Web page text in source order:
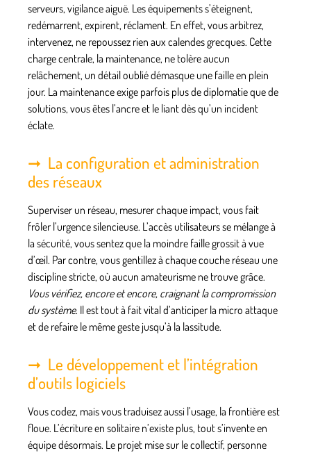
serveurs, vigilance aiguë. Les équipements s’éteignent,
redémarrent, expirent, réclament. En effet, vous arbitrez,
intervenez, ne repoussez rien aux calendes grecques. Cette
charge centrale, la maintenance, ne tolère aucun
relâchement, un détail oublié démasque une faille en plein
jour. La maintenance exige parfois plus de diplomatie que de
solutions, vous êtes l’ancre et le liant dès qu’un incident
éclate.
La configuration et administration
des réseaux
Superviser un réseau, mesurer chaque impact, vous fait
frôler l’urgence silencieuse. L’accès utilisateurs se mélange à
la sécurité, vous sentez que la moindre faille grossit à vue
d’œil. Par contre, vous gentillez à chaque couche réseau une
discipline stricte, où aucun amateurisme ne trouve grâce.
Vous vérifiez, encore et encore, craignant la compromission
du système. Il est tout à fait vital d’anticiper la micro attaque
et de refaire le même geste jusqu’à la lassitude.
Le développement et l’intégration
d’outils logiciels
Vous codez, mais vous traduisez aussi l’usage, la frontière est
floue. L’écriture en solitaire n’existe plus, tout s’invente en
équipe désormais. Le projet mise sur le collectif, personne